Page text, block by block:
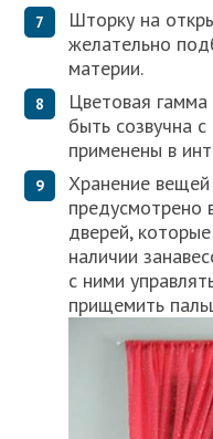
Шторку на
желательно
материи.
Цветовая
быть созвучна
применены в
Хранение
предусмотрено
дверей,
наличии
с ними
прищемить